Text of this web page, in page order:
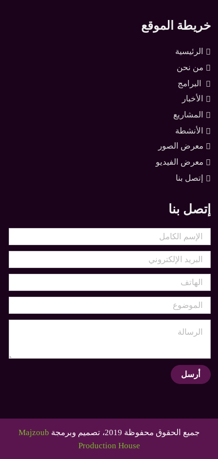
خريطة الموقع
الرئيسية
من نحن
البرامج
الأخبار
المشاريع
الأنشطة
معرض الصور
معرض الفيديو
إتصل بنا
إتصل بنا
أرسل
جميع الحقوق محفوظة 2019، تصميم وبرمجة
Majzoub
Production House